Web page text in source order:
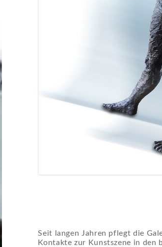
Seit langen Jahren pflegt die
Kontakte zur Kunstszene in den